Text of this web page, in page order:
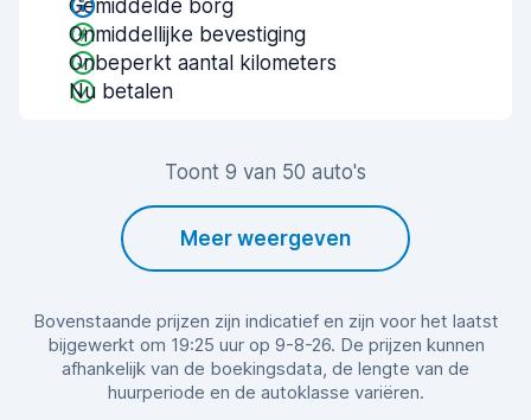
Gemiddelde borg
Onmiddellijke bevestiging
Onbeperkt aantal kilometers
Nu betalen
Toont 9 van 50 auto's
Meer weergeven
Bovenstaande prijzen zijn indicatief en zijn voor het laatst
bijgewerkt om 19:25 uur op 9-8-26. De prijzen kunnen
afhankelijk van de boekingsdata, de lengte van de
huurperiode en de autoklasse variëren.